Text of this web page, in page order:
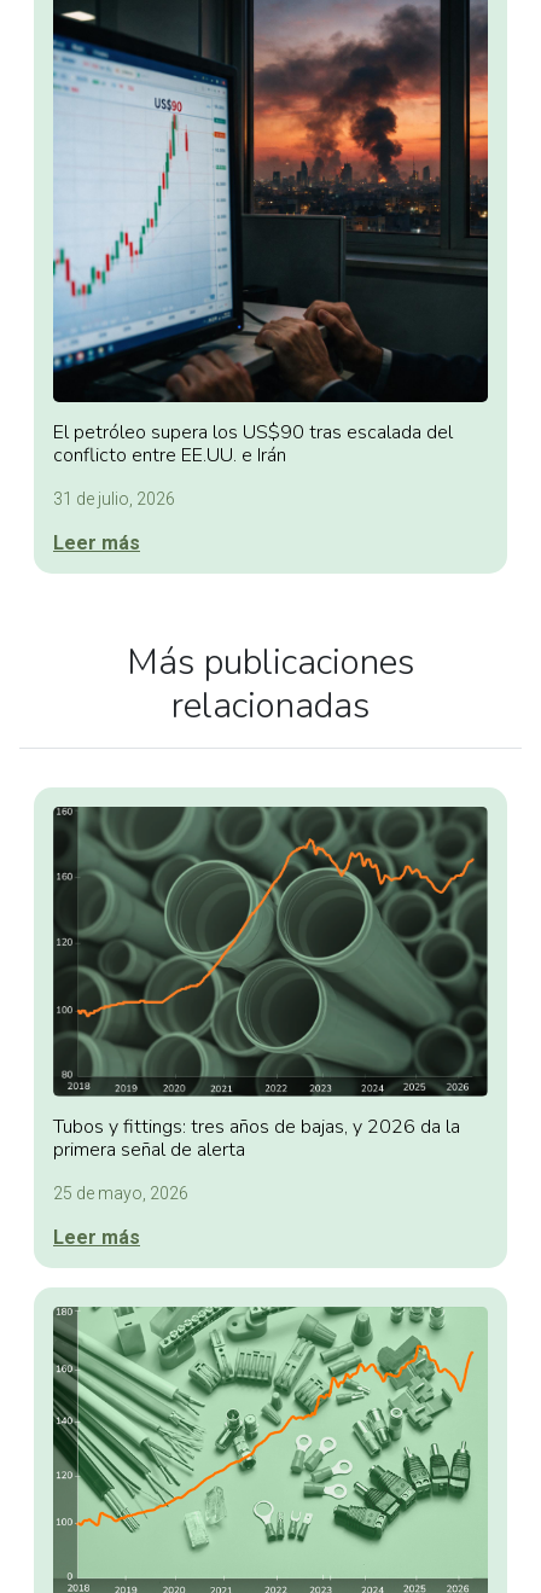
El petróleo supera los US$90 tras escalada del
conflicto entre EE.UU. e Irán
31 de julio, 2026
Leer más
Más publicaciones
relacionadas
Tubos y fittings: tres años de bajas, y 2026 da la
primera señal de alerta
25 de mayo, 2026
Leer más